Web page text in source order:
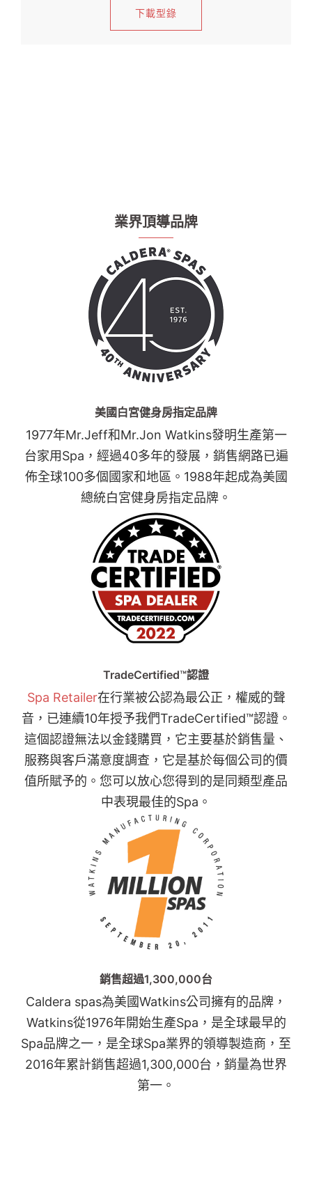
下載型錄
業界頂導品牌
美國白宮健身房指定品牌
1977年Mr.Jeff和Mr.Jon Watkins發明生產第一
台家用Spa，經過40多年的發展，銷售網路已遍
佈全球100多個國家和地區。1988年起成為美國
總統白宮健身房指定品牌。
TradeCertified™認證
Spa Retailer在行業被公認為最公正，權威的聲
音，已連續10年授予我們TradeCertified™認證。
這個認證無法以金錢購買，它主要基於銷售量、
服務與客戶滿意度調查，它是基於每個公司的價
值所賦予的。您可以放心您得到的是同類型產品
中表現最佳的Spa。
銷售超過1,300,000台
Caldera spas為美國Watkins公司擁有的品牌，
Watkins從1976年開始生產Spa，是全球最早的
Spa品牌之一，是全球Spa業界的領導製造商，至
2016年累計銷售超過1,300,000台，銷量為世界
第一。